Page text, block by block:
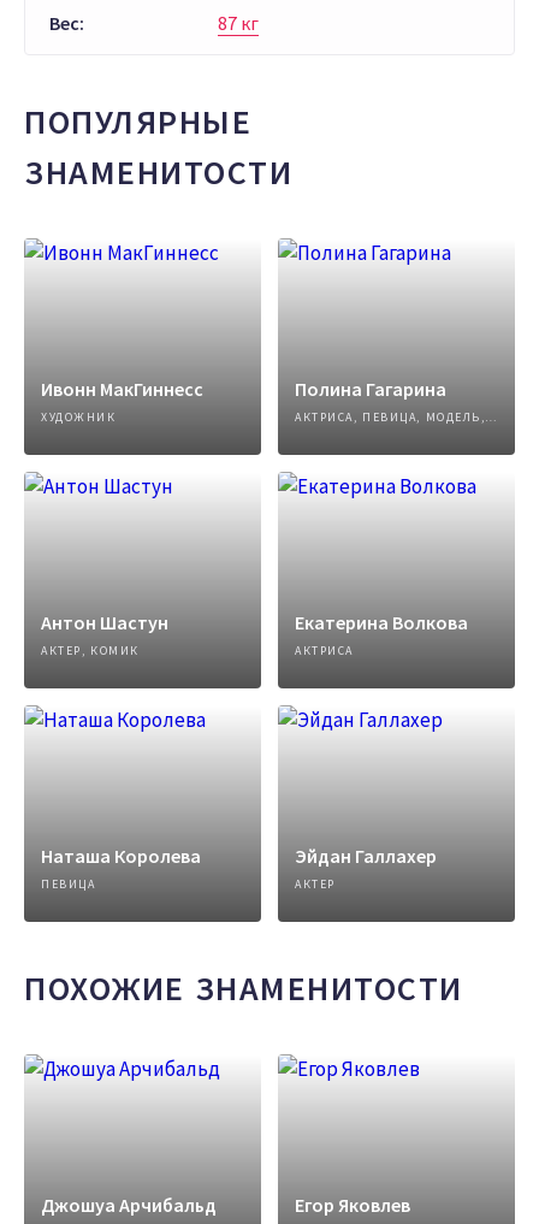
Вес: 87 кг
ПОПУЛЯРНЫЕ
ЗНАМЕНИТОСТИ
Ивонн МакГиннесс
ХУДОЖНИК
Полина Гагарина
АКТРИСА, ПЕВИЦА, МОДЕЛЬ, АВТОР ПЕСЕН
Антон Шастун
АКТЕР, КОМИК
Екатерина Волкова
АКТРИСА
Наташа Королева
ПЕВИЦА
Эйдан Галлахер
АКТЕР
ПОХОЖИЕ ЗНАМЕНИТОСТИ
Джошуа Арчибальд Егор Яковлев